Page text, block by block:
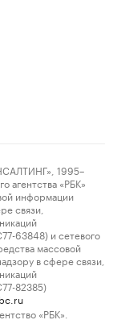
1995–
агентства «РБК»
информации
связи,
63848) и сетевого
массовой
в сфере связи,
82385)
«РБК».